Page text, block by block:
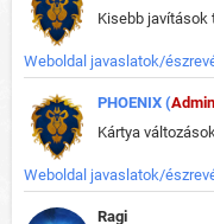
Kisebb javítások
Weboldal javaslatok/
PHOENIX (Admin
Weboldal javaslatok/
Ragi